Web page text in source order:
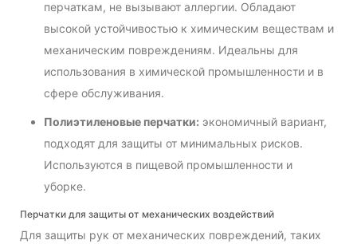
перчаткам, не вызывают аллергии. Обладают
высокой устойчивостью к химическим веществам и
механическим повреждениям. Идеальны для
использования в химической промышленности и в
сфере обслуживания.
Полиэтиленовые перчатки: экономичный вариант,
подходят для защиты от минимальных рисков.
Используются в пищевой промышленности и
уборке.
Перчатки для защиты от механических воздействий
Для защиты рук от механических повреждений, таких